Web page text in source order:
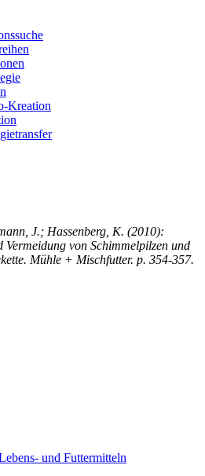
Kreation
J.; Hassenberg, K. (2010):
Vermeidung von Schimmelpilzen und
Mühle + Mischfutter. p. 354-357.
und Futtermitteln